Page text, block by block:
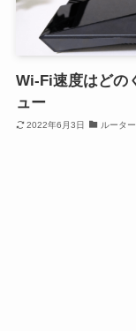
Wi-Fi速度はどの
ュー
2022年6月3日 ルーター